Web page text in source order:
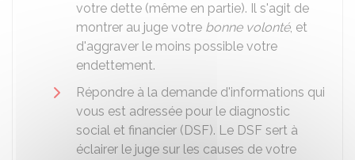
votre dette (même en partie). Il s'agit de
montrer au juge votre bonne volonté, et
d'aggraver le moins possible votre
endettement.
Répondre à la demande d'informations qui
vous est adressée pour le diagnostic
social et financier (DSF). Le DSF sert à
éclairer le juge sur les causes de votre